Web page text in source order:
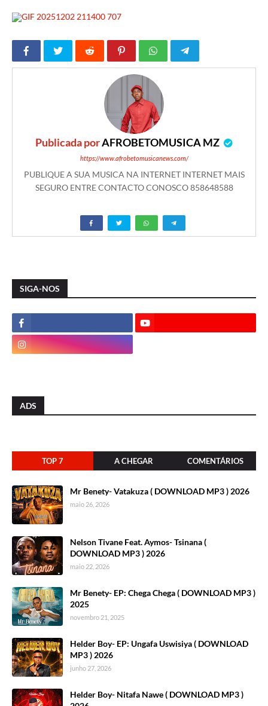
Publicada porAFROBETOMUSICA MZ
https://www.afrobetomusicanews.com/
PUBLIQUE A SUA MUSICA NA INTERNET INTERNET MAIS
SEGURO ENTRE CONTACTO CONOSCO 858648588
SIGA-NOS
ADS
TOP 7 A CHEGAR COMENTÁRIOS
Mr Benety- Vatakuza ( DOWNLOAD MP3 ) 2026
maio 26, 2026
Nelson Tivane Feat. Aymos- Tsinana (
DOWNLOAD MP3 ) 2026
maio 22, 2026
Mr Benety- EP: Chega Chega ( DOWNLOAD MP3 )
2025
novembro 21, 2025
Helder Boy- EP: Ungafa Uswisiya ( DOWNLOAD
MP3 ) 2026
junho 27, 2026
Helder Boy- Nitafa Nawe ( DOWNLOAD MP3 )